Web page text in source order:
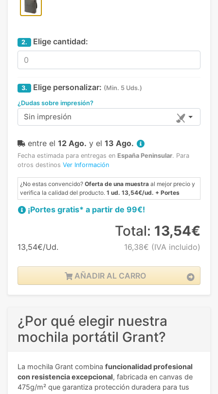
2. Elige cantidad:
3. Elige personalizar: (Min. 5 Uds.)
¿Dudas sobre impresión?
Sin impresión
entre el 12 Ago. y el 13 Ago.
Fecha estimada para entregas en España Peninsular. Para
otros destinos Ver Información
¿No estas convencido? Oferta de una muestra al mejor precio y
verifica la calidad del producto. 1 ud. 13,54€/ud. + Portes
¡Portes gratis* a partir de 99€!
13,54€/Ud.
Total: 13,54€
16,38€ (IVA incluido)
AÑADIR AL CARRO
¿Por qué elegir nuestra
mochila portátil Grant?
La mochila Grant combina funcionalidad profesional
con resistencia excepcional, fabricada en canvas de
475g/m² que garantiza protección duradera para tus